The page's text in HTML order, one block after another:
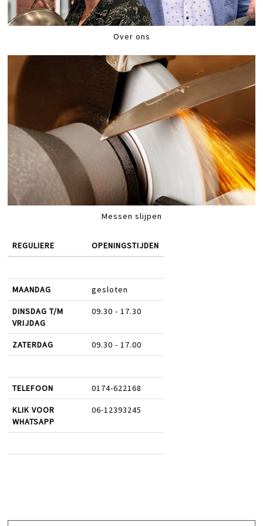
Over ons
Messen slijpen
REGULIERE OPENINGSTIJDEN
MAANDAG gesloten
DINSDAG T/M
VRIJDAG
09.30 - 17.30
ZATERDAG 09.30 - 17.00
TELEFOON 0174-622168
KLIK VOOR
WHATSAPP
06-12393245